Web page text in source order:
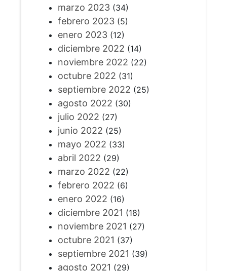
marzo 2023(34)
febrero 2023(5)
enero 2023(12)
diciembre 2022 (14)
noviembre 2022 (22)
octubre 2022 (31)
septiembre 2022 (25)
agosto 2022 (30)
julio 2022 (27)
junio 2022 (25)
mayo 2022 (33)
abril 2022 (29)
marzo 2022 (22)
febrero 2022 (6)
enero 2022 (16)
diciembre 2021 (18)
noviembre 2021 (27)
octubre 2021 (37)
septiembre 2021 (39)
agosto 2021 (29)